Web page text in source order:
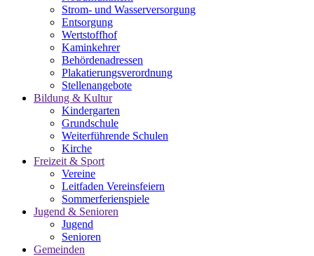
Strom- und Wasserversorgung
Entsorgung
Wertstoffhof
Kaminkehrer
Behördenadressen
Plakatierungsverordnung
Stellenangebote
Bildung & Kultur
Kindergarten
Grundschule
Weiterführende Schulen
Kirche
Freizeit & Sport
Vereine
Leitfaden Vereinsfeiern
Sommerferienspiele
Jugend & Senioren
Jugend
Senioren
Gemeinden